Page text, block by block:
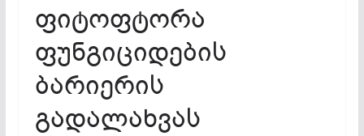
ფიტოფტორა
ფუნგიციდების
ბარიერის
გადალახვას